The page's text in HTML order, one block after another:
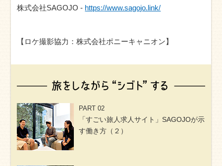
株式会社SAGOJO - https://www.sagojo.link/
【ロケ撮影協力：株式会社ポニーキャニオン】
PART 02
「すごい旅人求人サイト」SAGOJOが示
す働き方（２）